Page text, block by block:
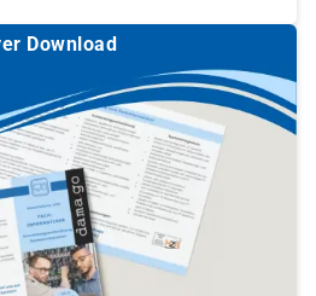
Download